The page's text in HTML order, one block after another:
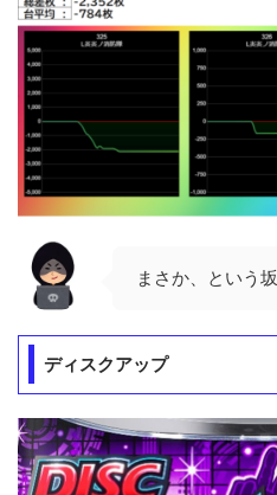
まさか、という坂
ディスクアップ